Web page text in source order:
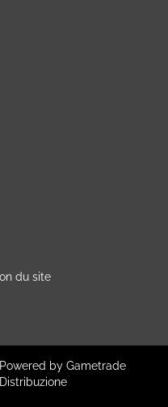
du site
Powered by Gametrade
Distribuzione